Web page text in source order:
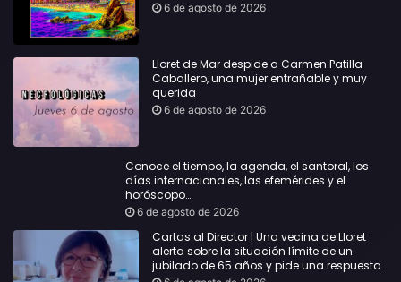
6 de agosto de 2026
Lloret de Mar despide a Carmen Patilla
Caballero, una mujer entrañable y muy
querida
6 de agosto de 2026
Conoce el tiempo, la agenda, el santoral, los
días internacionales, las efemérides y el
horóscopo…
6 de agosto de 2026
Cartas al Director | Una vecina de Lloret
alerta sobre la situación límite de un
jubilado de 65 años y pide una respuesta